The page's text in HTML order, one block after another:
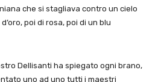
che si stagliava contro un cielo
poi di rosa, poi di un blu
Dellisanti ha spiegato ogni brano,
uno ad uno tutti i maestri